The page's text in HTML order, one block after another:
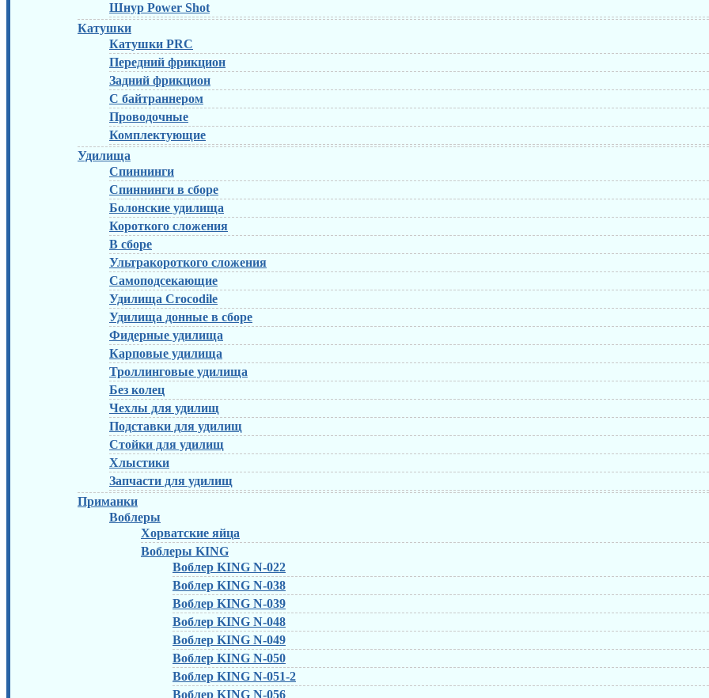
Шнур Power Shot
Катушки
Катушки PRC
Передний фрикцион
Задний фрикцион
С байтраннером
Проводочные
Комплектующие
Удилища
Спиннинги
Спиннинги в сборе
Болонские удилища
Короткого сложения
В сборе
Ультракороткого сложения
Самоподсекающие
Удилища Crocodile
Удилища донные в сборе
Фидерные удилища
Карповые удилища
Троллинговые удилища
Без колец
Чехлы для удилищ
Подставки для удилищ
Стойки для удилищ
Хлыстики
Запчасти для удилищ
Приманки
Воблеры
Хорватские яйца
Воблеры KING
Воблер KING N-022
Воблер KING N-038
Воблер KING N-039
Воблер KING N-048
Воблер KING N-049
Воблер KING N-050
Воблер KING N-051-2
Воблер KING N-056